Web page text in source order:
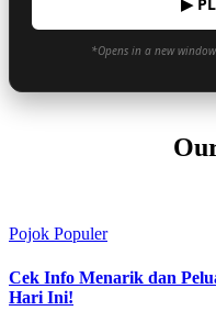
*Opens in a new
Pojok Populer
Cek Info Menarik dan
Hari Ini!